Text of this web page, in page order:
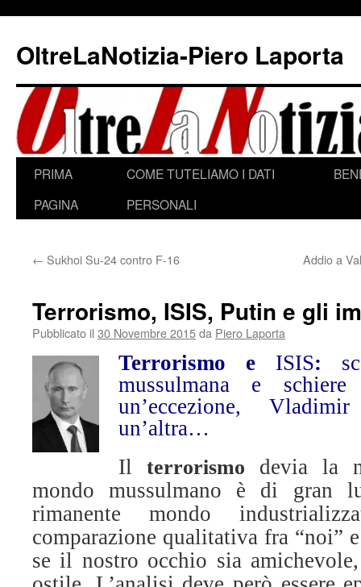
contenuto
OltreLaNotizia-Piero Laporta
PRIMA
PAGINA
COME TUTELIAMO I DATI
PERSONALI
← Sukhoi Su-24 contro F-16 Addio a
Terrorismo, ISIS, Putin e gli
Pubblicato il 30 Novembre 2015da Piero Laporta
Terrorismo e ISIS:
mussulmana e
un’eccezione,
un’altra…
Il terrorismo
devia la
mondo mussulmano è di gran
rimanente mondo
comparazione qualitativa fra “noi”
se il nostro occhio sia